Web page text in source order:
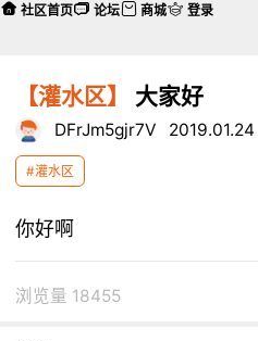
【灌水区】 大家好
DFrJm5gjr7V 2019.01.24
#灌水区
你好啊
浏览量 18455
社区首页 论坛 商城 登录